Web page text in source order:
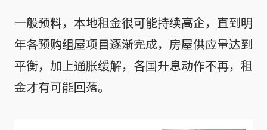
一般预料，本地租金很可能持续高企，直到明
年各预购组屋项目逐渐完成，房屋供应量达到
平衡，加上通胀缓解，各国升息动作不再，租
金才有可能回落。